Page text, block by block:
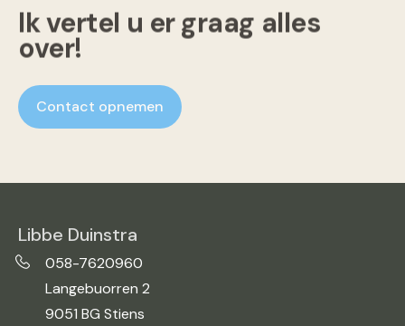
Ik vertel u er graag alles
over!
Libbe Duinstra
058-7620960
Langebuorren 2
9051 BG Stiens